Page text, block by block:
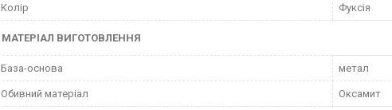
Колір Фуксія
МАТЕРІАЛ ВИГОТОВЛЕННЯ
База-основа метал
Обивний матеріал Оксамит